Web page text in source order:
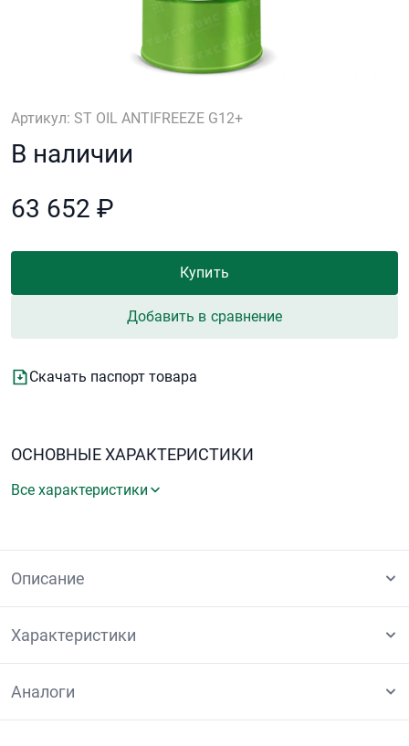
Артикул: ST OIL ANTIFREEZE G12+
В наличии
63 652 ₽
Купить
Добавить в сравнение
Скачать паспорт товара
ОСНОВНЫЕ ХАРАКТЕРИСТИКИ
Все характеристики
Описание
Характеристики
Аналоги